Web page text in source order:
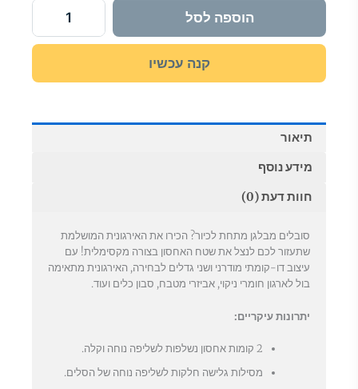
הוספה לסל
קנה עכשיו
תיאור
מידע נוסף
חוות דעת (0)
סובלים מבלגן מתחת לכיור? הכירו את האירגונית המושלמת
שתעזור לכם לנצל את שטח האחסון בצורה מקסימלית! עם
עיצוב דו-קומתי מודרני ושני גדלים לבחירה, האירגונית מתאימה
בול לארגון חומרי ניקוי, אביזרי מטבח, סבון כלים ועוד.
יתרונות עיקריים:
2 קומות אחסון נשלפות לשליפה נוחה וקלה.
מסילות גלישה חלקות לשליפה נוחה של הסלים.